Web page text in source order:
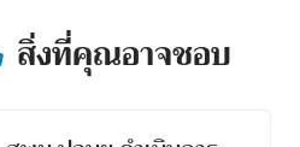
สิ่งที่คุณอาจชอบ